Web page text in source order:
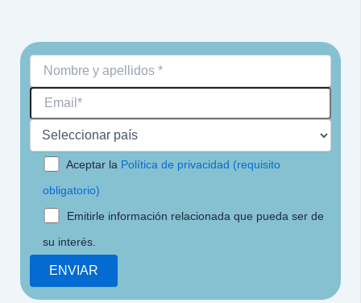
Aceptar la Política de privacidad (requisito
obligatorio)
Emitirle información relacionada que pueda ser de
su interés.